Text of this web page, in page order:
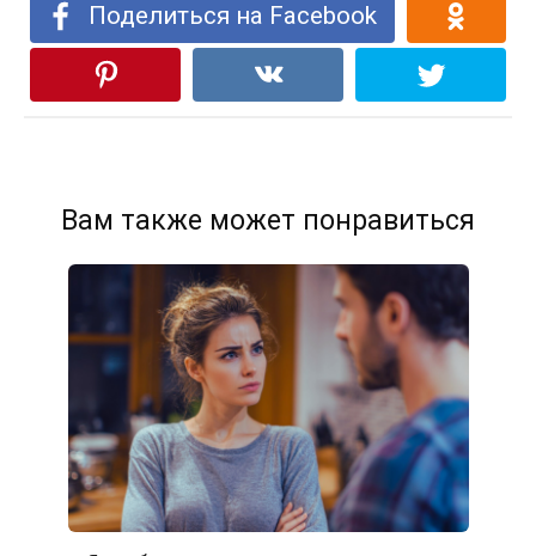
Поделиться на Facebook
Вам также может понравиться